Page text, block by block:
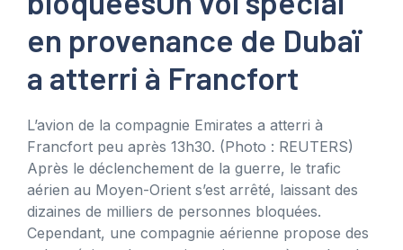
en provenance de Dubaï
a atterri à Francfort
L’avion de la compagnie Emirates a atterri à
Francfort peu après 13h30. (Photo : REUTERS)
Après le déclenchement de la guerre, le trafic
aérien au Moyen-Orient s’est arrêté, laissant des
dizaines de milliers de personnes bloquées.
Cependant, une compagnie aérienne propose des